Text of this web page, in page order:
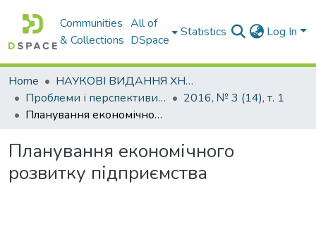
Communities
& Collections
All of
DSpace
Statistics Log In
Home
НАУКОВІ ВИДАННЯ ХНАДУ
Проблеми і перспективи розвитку підприємництва
2016, № 3 (14), т. 1
Планування економічного розвитку підприємства
Планування економічного
розвитку підприємства